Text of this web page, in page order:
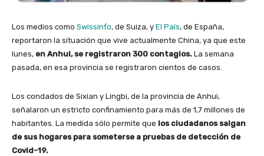
Los medios como Swissinfo, de Suiza, y El País, de España,
reportaron la situación que vive actualmente China, ya que este
lunes, en Anhui, se registraron 300 contagios. La semana
pasada, en esa provincia se registraron cientos de casos.
Los condados de Sixian y Lingbi, de la provincia de Anhui,
señalaron un estricto confinamiento para más de 1,7 millones de
habitantes. La medida sólo permite que los ciudadanos salgan
de sus hogares para someterse a pruebas de detección de
Covid-19.